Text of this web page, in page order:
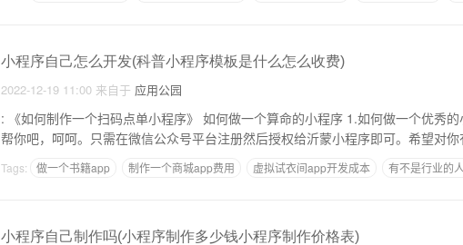
小程序自己怎么开发(科普小程序模板是什么怎么收费)
2022-12-19 11:00 来自于 应用公园
: 《如何制作一个扫码点单小程序》 如何做一个算命的小程序 1.如何做一个优秀的小程序，优秀的小程序。我来
Tags: 做一个书籍app 制作一个商城app费用 虚拟试衣间app开发成本
有不是行业的
小程序自己制作吗(小程序制作多少钱小程序制作价格表)